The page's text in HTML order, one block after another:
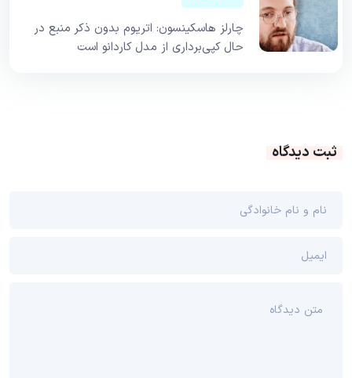
چارلز هاسکینسون: اتریوم بدون ذکر منبع در
حال کپی‌برداری از مدل کاردانو است
ثبت دیدگاه